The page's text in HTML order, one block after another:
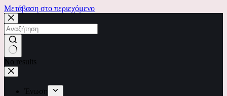
Μετάβαση στο περιεχόμενο
No results
Ένωση